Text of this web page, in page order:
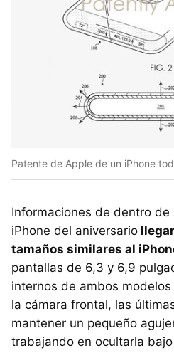
Patente de Apple de un iPhone
Informaciones de dentro de
iPhone del aniversario
tamaños similares al
pantallas de 6,3 y 6,9
internos de ambos
la cámara frontal, las
mantener un pequeño
trabajando en ocultarla